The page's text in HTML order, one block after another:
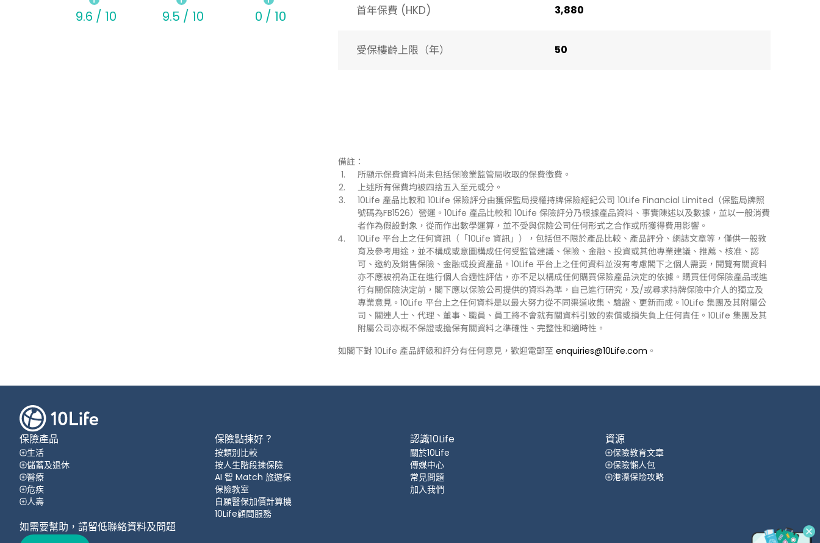
9.6 / 10 9.5 / 10 0 / 10 首年保費 (HKD) 3,880
受保樓齡上限（年）​ 50
備註：
所顯示保費資料尚未包括保險業監管局收取的保費徵費。
上述所有保費均被四捨五入至元或分。
10Life 產品比較和 10Life 保險評分由獲保監局授權持牌保險經紀公司 10Life Financial Limited（保監局牌照
號碼為FB1526）營運。10Life 產品比較和 10Life 保險評分乃根據產品資料、事實陳述以及數據，並以一般消費
者作為假設對象，從而作出數學運算，並不受與保險公司任何形式之合作或所獲得費用影響。
10Life 平台上之任何資訊（「10Life 資訊」），包括但不限於產品比較、產品評分、網誌文章等，僅供一般教
育及參考用途，並不構成或意圖構成任何受監管建議、保險、金融、投資或其他專業建議、推薦、核准、認
可、邀約及銷售保險、金融或投資產品。10Life 平台上之任何資料並沒有考慮閣下之個人需要，閱覽有關資料
亦不應被視為正在進行個人合適性評估，亦不足以構成任何購買保險產品決定的依據。購買任何保險產品或進
行有關保險決定前，閣下應以保險公司提供的資料為準，自己進行研究，及/或尋求持牌保險中介人的獨立及
專業意見。10Life 平台上之任何資料是以最大努力從不同渠道收集、驗證、更新而成。10Life 集團及其附屬公
司、關連人士、代理、董事、職員、員工將不會就有關資料引致的索償或損失負上任何責任。10Life 集團及其
附屬公司亦概不保證或擔保有關資料之準確性、完整性和適時性。
如閣下對 10Life 產品評級和評分有任何意見，歡迎電郵至 enquiries@10Life.com 。
保險產品
生活
儲蓄及退休
醫療
危疾
人壽
保險點揀好？
按類別比較
按人生階段揀保險
AI 智 Match 旅遊保
保險教室
自願醫保加價計算機
10Life顧問服務
認識10Life
關於10Life
傳媒中心
常見問題
加入我們
資源
保險教育文章
保險懶人包
港漂保险攻略
如需要幫助，請留低聯絡資料及問題